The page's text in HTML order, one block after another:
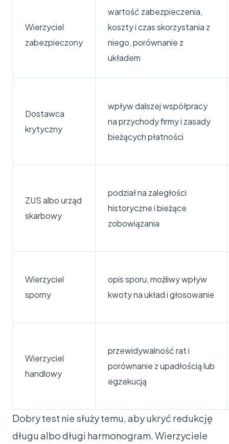
Wierzyciel
zabezpieczony
wartość zabezpieczenia,
koszty i czas skorzystania z
niego, porównanie z
układem
Dostawca
krytyczny
wpływ dalszej współpracy
na przychody firmy i zasady
bieżących płatności
ZUS albo urząd
skarbowy
podział na zaległości
historyczne i bieżące
zobowiązania
Wierzyciel
sporny
opis sporu, możliwy wpływ
kwoty na układ i głosowanie
Wierzyciel
handlowy
przewidywalność rat i
porównanie z upadłością lub
egzekucją
Dobry test nie służy temu, aby ukryć redukcję
długu albo długi harmonogram. Wierzyciele